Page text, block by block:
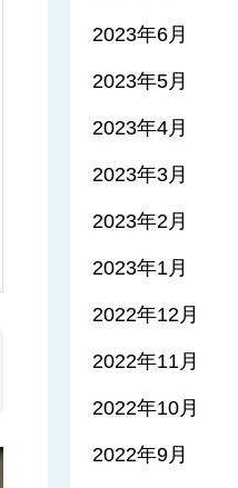
2023年6月
2023年5月
2023年4月
2023年3月
2023年2月
2023年1月
2022年12月
2022年11月
2022年10月
2022年9月